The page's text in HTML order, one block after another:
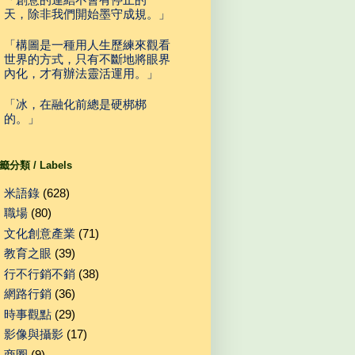
天，除非我們開始墨守成規。」
「構圖是一種用人生歷練來觀看
世界的方式，只有不斷地將眼界
內化，才有辦法靈活運用。」
「冰，在融化前總是硬梆梆
的。」
分類 / Labels
米語錄 (628)
職場 (80)
文化創意產業 (71)
教育之眼 (39)
行不行銷不銷 (38)
網路行銷 (36)
時事觀點 (29)
影像與攝影 (17)